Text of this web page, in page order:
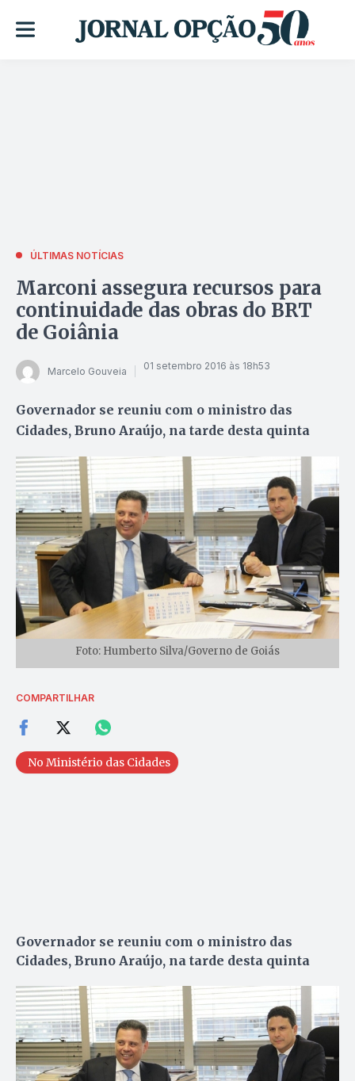
ÚLTIMAS NOTÍCIAS
Marconi assegura recursos para
continuidade das obras do BRT
de Goiânia
Marcelo Gouveia 01 setembro 2016 às 18h53
Governador se reuniu com o ministro das
Cidades, Bruno Araújo, na tarde desta quinta
Foto: Humberto Silva/Governo de Goiás
COMPARTILHAR
No Ministério das Cidades
Governador se reuniu com o ministro das
Cidades, Bruno Araújo, na tarde desta quinta